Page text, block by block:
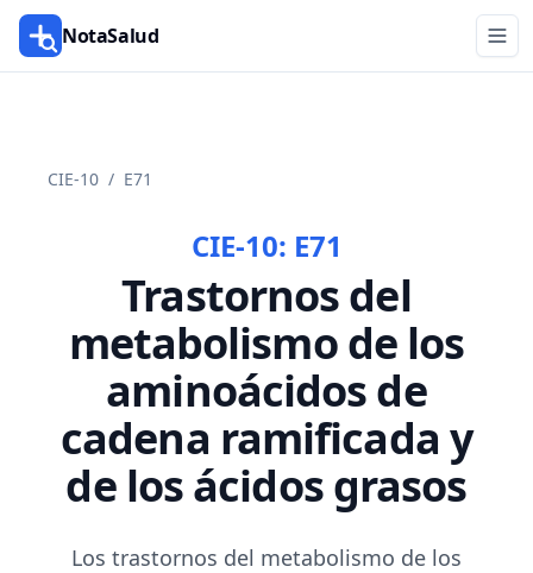
NotaSalud
CIE-10 / E71
CIE-10: E71
Trastornos del
metabolismo de los
aminoácidos de
cadena ramificada y
de los ácidos grasos
Los trastornos del metabolismo de los